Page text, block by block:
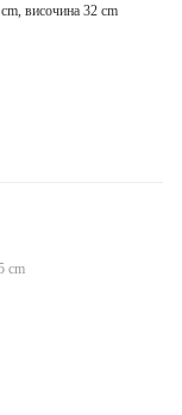
височина 32 cm
cm